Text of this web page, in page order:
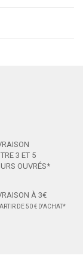
3 ET 5
OUVRÉS*
À 3€
DE 50 € D'ACHAT*